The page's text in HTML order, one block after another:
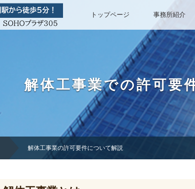
トップページ 事務所紹介
解体工事業での許可要
解体工事業の許可要件について解説